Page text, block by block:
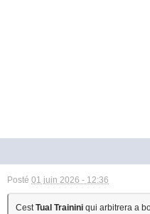
Posté01 juin 2026 - 12:36
CestTual Trainini qui arbitrera a